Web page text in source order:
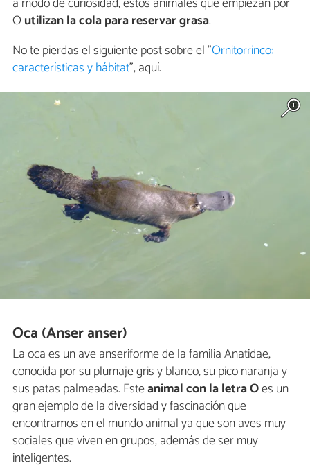
Outilizan la cola para reservar grasa.
No te pierdas el siguiente post sobre el "Ornitorrinco:
características y hábitat", aquí.
Oca (Anser anser)
La oca es un ave anseriforme de la familia Anatidae,
conocida por su plumaje gris y blanco, su pico naranja y
sus patas palmeadas. Esteanimal con la letra Oes un
gran ejemplo de la diversidad y fascinación que
encontramos en el mundo animal ya que son aves muy
sociales que viven en grupos, además de ser muy
inteligentes.